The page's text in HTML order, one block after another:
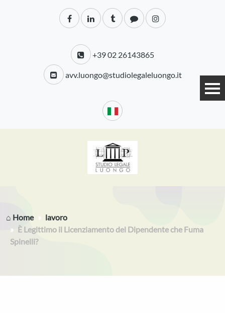
+39 02 26143865
avv.luongo@studiolegaleluongo.it
⌂ Home
lavoro
È Legittimo il Licenziamento del Dipendente che Fuma
Spinelli?